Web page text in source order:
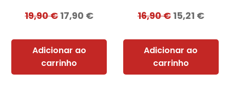
19,90€17,90 €
Adicionar ao
carrinho
16,90€ 15,21 €
Adicionar ao
carrinho